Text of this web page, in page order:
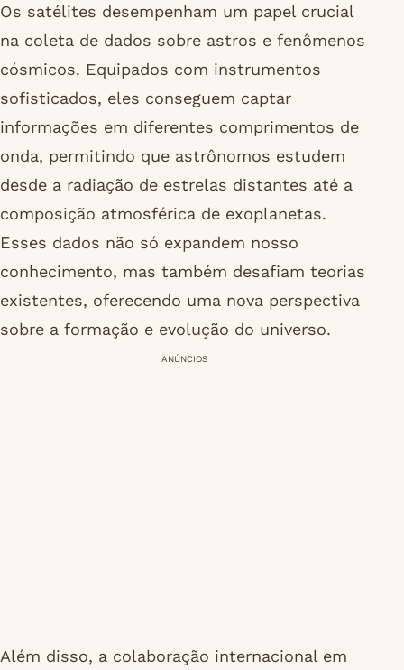
Os satélites desempenham um papel crucial
na coleta de dados sobre astros e fenômenos
cósmicos. Equipados com instrumentos
sofisticados, eles conseguem captar
informações em diferentes comprimentos de
onda, permitindo que astrônomos estudem
desde a radiação de estrelas distantes até a
composição atmosférica de exoplanetas.
Esses dados não só expandem nosso
conhecimento, mas também desafiam teorias
existentes, oferecendo uma nova perspectiva
sobre a formação e evolução do universo.
ANÚNCIOS
Além disso, a colaboração internacional em